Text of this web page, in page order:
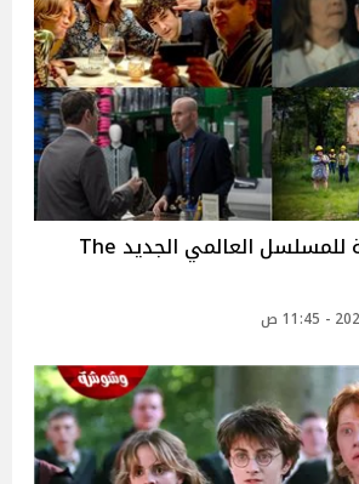
التفاصيل الكاملة للمسلسل العالمي الجديد The